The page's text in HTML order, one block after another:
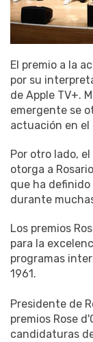
El premio a la
por su
de Apple TV+.
emergente se
actuación en el
Por otro lado,
otorga a
que ha
durante
Los premios
para la
programas
1961.
Presidente de
premios Rose
candidaturas